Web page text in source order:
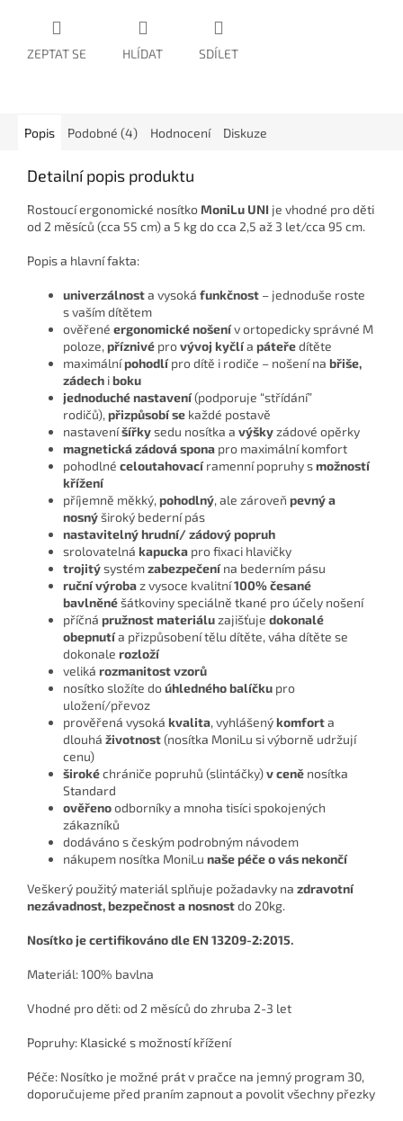
ZEPTAT SE HLÍDAT SDÍLET
Popis Podobné (4) Hodnocení Diskuze
Detailní popis produktu
Rostoucí ergonomické nosítkoMoniLu UNI je vhodné pro děti
od 2 měsíců (cca 55 cm) a 5 kg do cca 2,5 až 3 let/cca 95 cm.
Popis a hlavní fakta:
univerzálnosta vysoká funkčnost – jednoduše roste
s vaším dítětem
ověřené ergonomické nošenív ortopedicky správné M
poloze, příznivé provývoj kyčlía páteředítěte
maximálnípohodlí pro dítě i rodiče – nošení na břiše,
zádech iboku
jednoduché nastavení(podporuje “střídání”
rodičů), přizpůsobí se každé postavě
nastaveníšířkysedu nosítka a výškyzádové opěrky
magnetická zádová spona pro maximální komfort
pohodlné celoutahovací ramenní popruhy smožností
křížení
příjemně měkký, pohodlný, ale zároveň pevný a
nosnýširoký bederní pás
nastavitelný hrudní/ zádový popruh
srolovatelná kapucka pro fixaci hlavičky
trojitýsystémzabezpečení na bederním pásu
ruční výrobaz vysoce kvalitní100% česané
bavlněnéšátkoviny speciálně tkané pro účely nošení
příčná pružnost materiáluzajišťuje dokonalé
obepnutía přizpůsobení tělu dítěte, váha dítěte se
dokonale rozloží
veliká rozmanitost vzorů
nosítko složíte doúhledného balíčku pro
uložení/převoz
prověřená vysoká kvalita, vyhlášenýkomforta
dlouhá životnost(nosítka MoniLu si výborně udržují
cenu)
širokéchrániče popruhů (slintáčky)v ceně nosítka
Standard
ověřenoodborníky a mnoha tisíci spokojených
zákazníků
dodáváno s českým podrobným návodem
nákupem nosítka MoniLu naše péče o vás nekončí
Veškerý použitý materiál splňuje požadavky na zdravotní
nezávadnost, bezpečnost a nosnostdo 20kg.
Nosítko je certifikováno dle EN 13209-2:2015.
Materiál: 100% bavlna
Vhodné pro děti: od 2 měsíců do zhruba 2-3 let
Popruhy: Klasické s možností křížení
Péče: Nosítko je možné prát v pračce na jemný program 30,
doporučujeme před praním zapnout a povolit všechny přezky